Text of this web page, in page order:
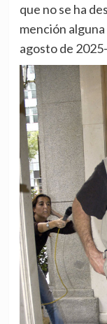
que no se ha
mención
agosto de